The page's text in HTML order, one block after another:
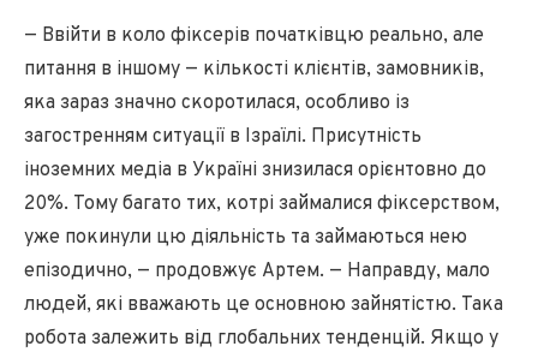
— Ввійти в коло фіксерів початківцю реально, але
питання в іншому — кількості клієнтів, замовників,
яка зараз значно скоротилася, особливо із
загостренням ситуації в Ізраїлі. Присутність
іноземних медіа в Україні знизилася орієнтовно до
20%. Тому багато тих, котрі займалися фіксерством,
уже покинули цю діяльність та займаються нею
епізодично, — продовжує Артем. — Направду, мало
людей, які вважають це основною зайнятістю. Така
робота залежить від глобальних тенденцій. Якщо у